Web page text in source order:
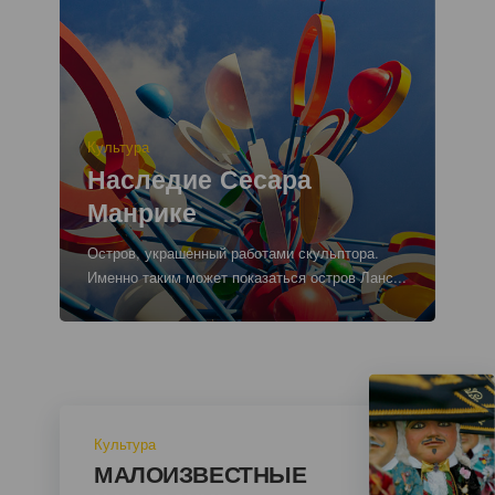
Motivación
Principal
Культура
Titular
Наследие Сесара
Манрике
Texto
para
listados
Остров, украшенный работами скульптора.
Именно таким может показаться остров Ланс...
Imagen
Listado
Imagen
Motivación
Principal
Культура
МАЛОИЗВЕСТНЫЕ